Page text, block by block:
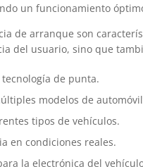
un funcionamiento
de arranque son
del usuario, sino que
de punta.
modelos de
tipos de vehículos.
en condiciones reales.
la electrónica del